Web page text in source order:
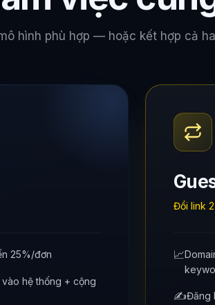
hình phù hợp — hoặc kết hợp cả
25%/đơn
hệ thống + cộng
Đổi link
📈
✍️Đăng